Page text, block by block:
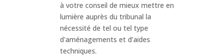
à votre conseil de mieux mettre en
lumière auprès du tribunal la
nécessité de tel ou tel type
d'aménagements et d’aides
techniques.